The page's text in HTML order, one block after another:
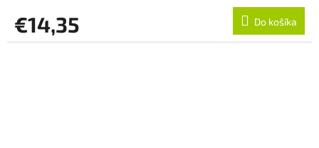
€14,35 Do košíka